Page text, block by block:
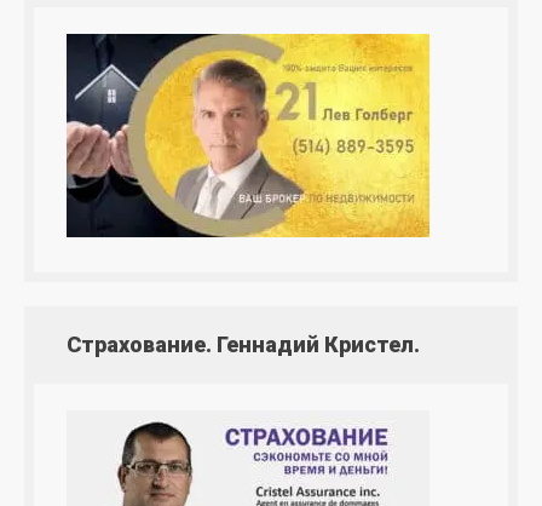
Страхование. Геннадий Кристел.